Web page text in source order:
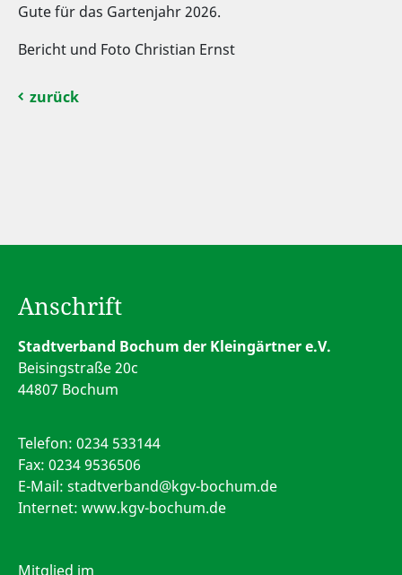
Gute für das Gartenjahr 2026.
Bericht und Foto Christian Ernst
zurück
Anschrift
Stadtverband Bochum der Kleingärtner e.V.
Beisingstraße 20c
44807 Bochum
Telefon: 0234 533144
Fax: 0234 9536506
E-Mail: stadtverband@kgv-bochum.de
Internet: www.kgv-bochum.de
Mitglied im